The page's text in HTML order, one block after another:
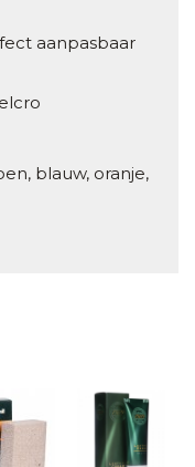
aanpasbaar
blauw, oranje,